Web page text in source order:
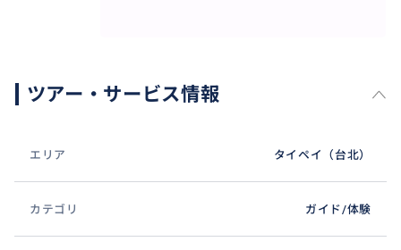
ちろん、天候やご体調などに合わせて行程や乗車・ピ
ックアップ・下車場所などもアレンジして差し上げま
す。
ツアー・サービス情報
エリア タイペイ（台北）
カテゴリ ガイド/体験